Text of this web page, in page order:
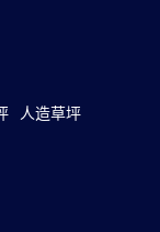
人造草坪